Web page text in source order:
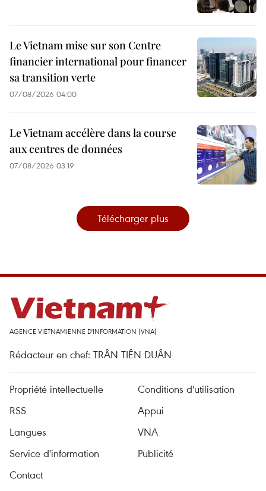
Le Vietnam mise sur son Centre
financier international pour financer
sa transition verte
07/08/2026 04:00
Le Vietnam accélère dans la course
aux centres de données
07/08/2026 03:19
Télécharger plus
AGENCE VIETNAMIENNE D'INFORMATION (VNA)
Rédacteur en chef: TRÂN TIÊN DUÂN
Propriété intellectuelle
Conditions d'utilisation
RSS
Appui
Langues
VNA
Service d'information
Publicité
Contact